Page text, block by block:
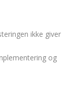
ikke giver
og